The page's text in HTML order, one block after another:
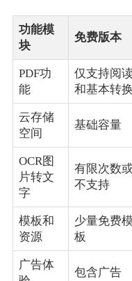
功能模
块
免费版本
PDF功
能
仅支持阅
和基本转换
云存储
空间
基础容量
OCR图
片转文
字
有限次数
不支持
模板和
资源
少量免费模
板
广告体
包含广告